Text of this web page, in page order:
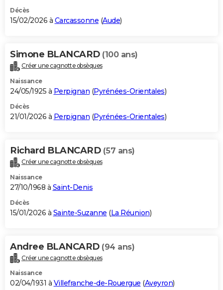
S'inscrire
Se connecter
Lycées
Collèges
Primaires
Universités
Entreprises
Service militaire
Avis de recherche
AVIS DE DÉCÈS
Bricolage
Lifestyle
Culture
Sport
Auto
Television
Voyage
Cinema
Décès
15/02/2026 à Carcassonne (Aude)
Simone BLANCARD (100 ans)
Créer une cagnotte obsèques
Naissance
24/05/1925 à Perpignan (Pyrénées-Orientales)
Décès
21/01/2026 à Perpignan (Pyrénées-Orientales)
Richard BLANCARD (57 ans)
Créer une cagnotte obsèques
Naissance
27/10/1968 à Saint-Denis
Décès
15/01/2026 à Sainte-Suzanne (La Réunion)
Andree BLANCARD (94 ans)
Créer une cagnotte obsèques
Naissance
02/04/1931 à Villefranche-de-Rouergue (Aveyron)